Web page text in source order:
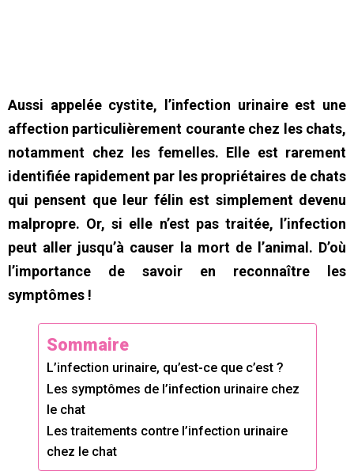
Aussi appelée cystite, l’infection urinaire est une
affection particulièrement courante chez les chats,
notamment chez les femelles. Elle est rarement
identifiée rapidement par les propriétaires de chats
qui pensent que leur félin est simplement devenu
malpropre. Or, si elle n’est pas traitée, l’infection
peut aller jusqu’à causer la mort de l’animal. D’où
l’importance de savoir en reconnaître les
symptômes !
Sommaire
L’infection urinaire, qu’est-ce que c’est ?
Les symptômes de l’infection urinaire chez
le chat
Les traitements contre l’infection urinaire
chez le chat